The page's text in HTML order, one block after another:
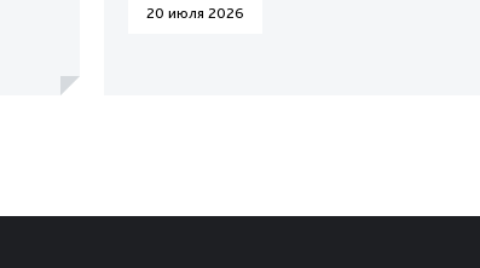
20 июля 2026